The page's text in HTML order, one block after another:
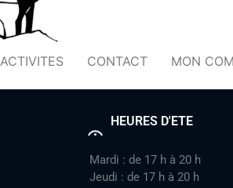
ACTIVITES CONTACT MON
HEURES D'ETE
Mardi : de 17 h à 20 h
Jeudi : de 17 h à 20 h